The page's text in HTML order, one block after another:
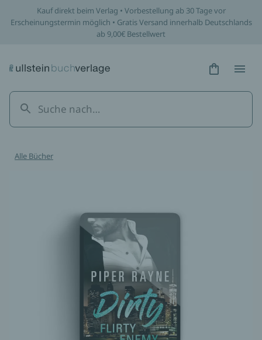
Kauf direkt beim Verlag • Vorbestellung ab 30 Tage vor
Erscheinungstermin möglich • Gratis Versand innerhalb Deutschlands
ab 9,00€ Bestellwert
Hidden
Alle Bücher